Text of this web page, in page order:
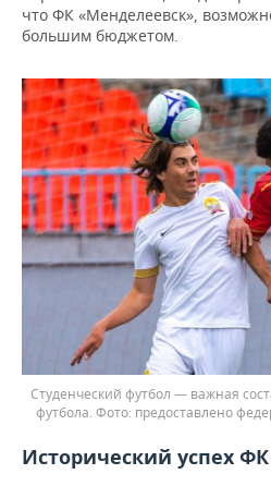
что ФК «Менделеевск»,
большим бюджетом.
Студенческий футбол — важная
футбола.
предоставлено
Исторический успех